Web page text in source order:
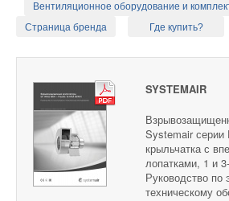
Вентиляционное оборудование и
Страница бренда
Где купить?
SYSTEMAIR
Systemair серии
крыльчатка с
лопатками, 1 и
Руководство по
техническому